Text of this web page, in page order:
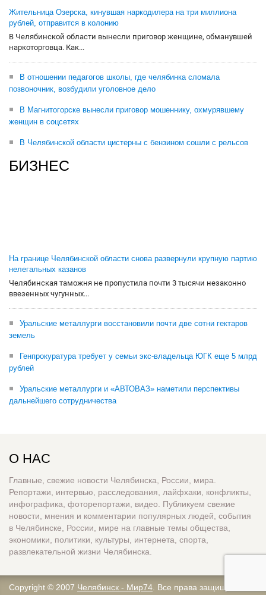
Жительница Озерска, кинувшая наркодилера на три миллиона
рублей, отправится в колонию
В Челябинской области вынесли приговор женщине, обманувшей
наркоторговца. Как...
В отношении педагогов школы, где челябинка сломала
позвоночник, возбудили уголовное дело
В Магнитогорске вынесли приговор мошеннику, охмурявшему
женщин в соцсетях
В Челябинской области цистерны с бензином сошли с рельсов
БИЗНЕС
На границе Челябинской области снова развернули крупную партию
нелегальных казанов
Челябинская таможня не пропустила почти 3 тысячи незаконно
ввезенных чугунных...
Уральские металлурги восстановили почти две сотни гектаров
земель
Генпрокуратура требует у семьи экс-владельца ЮГК еще 5 млрд
рублей
Уральские металлурги и «АВТОВАЗ» наметили перспективы
дальнейшего сотрудничества
О НАС
Главные, свежие новости Челябинска, России, мира.
Репортажи, интервью, расследования, лайфхаки, конфликты,
инфографика, фоторепортажи, видео. Публикуем свежие
новости, мнения и комментарии популярных людей, события
в Челябинске, России, мире на главные темы общества,
экономики, политики, культуры, интернета, спорта,
развлекательной жизни Челябинска.
Copyright © 2007 Челябинск - Мир74 . Все права защищены.